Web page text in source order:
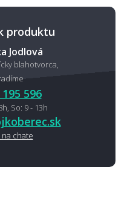
produktu
Jodlová
blahotvorca,
596
So: 9 - 13h
na chate